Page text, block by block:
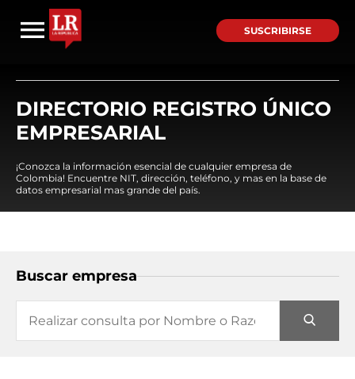
SUSCRIBIRSE
DIRECTORIO REGISTRO ÚNICO
EMPRESARIAL
¡Conozca la información esencial de cualquier empresa de
Colombia! Encuentre NIT, dirección, teléfono, y mas en la base de
datos empresarial mas grande del país.
Buscar empresa